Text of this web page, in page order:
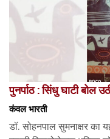
पुनर्पाठ : सिंधु घाटी बोल
कंवल भारती
डॉ. सोहनपाल सुमनाक्षर